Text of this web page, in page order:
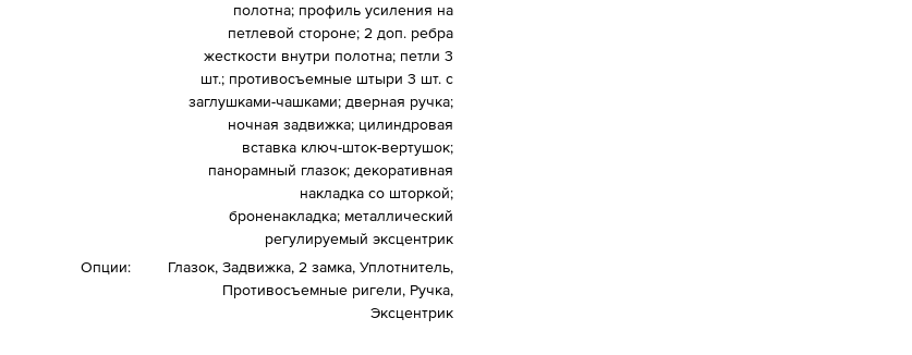
полотна; профиль усиления на
петлевой стороне; 2 доп. ребра
жесткости внутри полотна; петли 3
шт.; противосъемные штыри 3 шт. с
заглушками-чашками; дверная ручка;
ночная задвижка; цилиндровая
вставка ключ-шток-вертушок;
панорамный глазок; декоративная
накладка со шторкой;
броненакладка; металлический
регулируемый эксцентрик
Опции:
Глазок, Задвижка, 2 замка, Уплотнитель,
Противосъемные ригели, Ручка,
Эксцентрик